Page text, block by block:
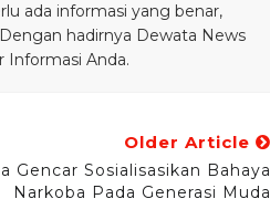
ada informasi yang benar,
hadirnya Dewata News
Informasi Anda.
Older Article
Gencar Sosialisasikan Bahaya
Narkoba Pada Generasi Muda